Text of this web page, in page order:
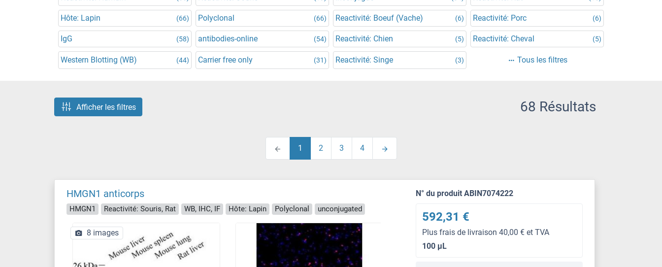
Hôte: Lapin (66) Polyclonal (66) Reactivité: Boeuf (Vache) (6) Reactivité: Porc (6)
IgG (58) antibodies-online (54) Reactivité: Chien (5) Reactivité: Cheval (5)
Western Blotting (WB) (44) Carrier free only (31) Reactivité: Singe (3) Tous les filtres
Afficher les filtres 68 Résultats
1 2 3 4
HMGN1 anticorps
HMGN1 Reactivité: Souris, Rat WB, IHC, IF Hôte: Lapin Polyclonal unconjugated
8 images
N° du produit ABIN7074222
592,31 €
Plus frais de livraison 40,00 € et TVA
100 μL